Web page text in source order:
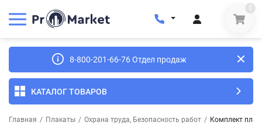
0
8-800-201-66-76 Отдел продаж
КАТАЛОГ ТОВАРОВ
Главная / Плакаты / Охрана труда, Безопасность работ / Комплект